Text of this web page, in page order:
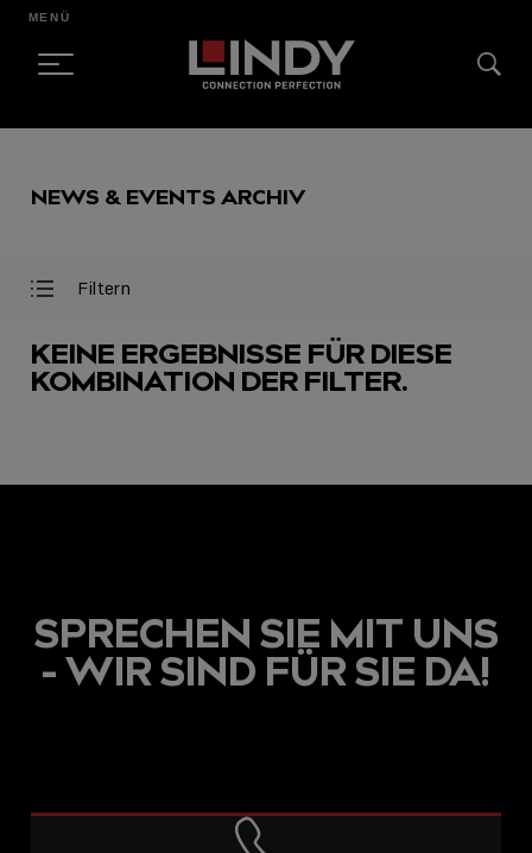
CONTENT
MENÜ
NEWS & EVENTS ARCHIV
Filter
Filter
Filtern
USB-C ÜBER LANGE
KEINE ERGEBNISSE FÜR DIESE
KOMBINATION DER FILTER.
SPRECHEN SIE MIT UNS
- WIR SIND FÜR SIE DA!